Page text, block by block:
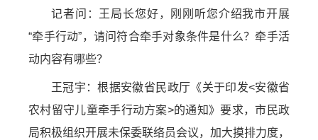
记者问：王局长您好，刚刚听您介绍我市开展
“牵手行动”，请问符合牵手对象条件是什么？牵手活
动内容有哪些？
王冠宇：根据安徽省民政厅《关于印发<安徽省
农村留守儿童牵手行动方案>的通知》要求，市民政
局积极组织开展未保委联络员会议，加大摸排力度，